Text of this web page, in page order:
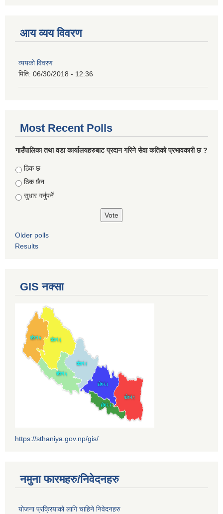
आय व्यय विवरण
व्ययको विवरण
मिति: 06/30/2018 - 12:36
Most Recent Polls
गाउँपालिका तथा वडा कार्यालयहरुबाट प्रदान गरिने सेवा कतिको प्रभावकारी छ ?
Choices
ठिक छ
ठिक छैन
सुधार गर्नुपर्ने
Older polls
Results
GIS नक्सा
https://sthaniya.gov.np/gis/
नमुना फारमहरु/निवेदनहरु
योजना प्रक्रियाको लागि चाहिने निवेदनहरु